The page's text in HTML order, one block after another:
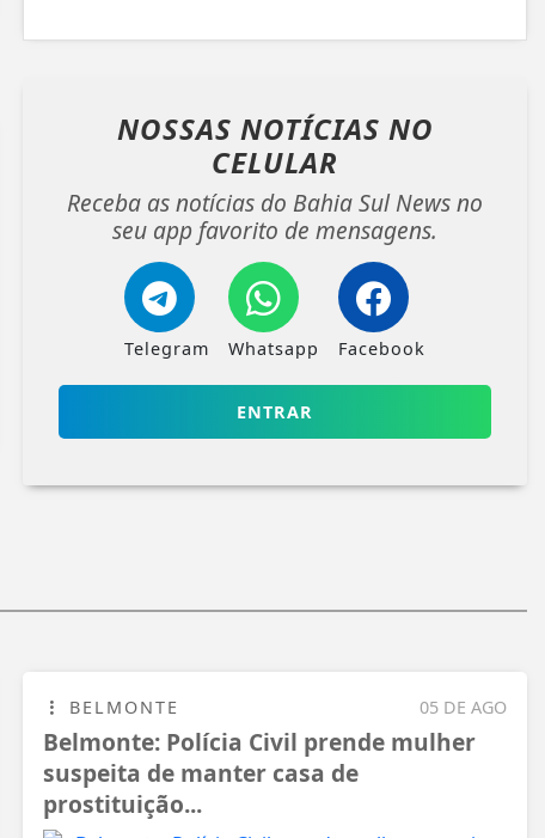
NOSSAS NOTÍCIAS NO
CELULAR
Receba as notícias do Bahia Sul News no
seu app favorito de mensagens.
Telegram Whatsapp Facebook
ENTRAR
05 DE AGO
BELMONTE
Belmonte: Polícia Civil prende mulher
suspeita de manter casa de
prostituição...